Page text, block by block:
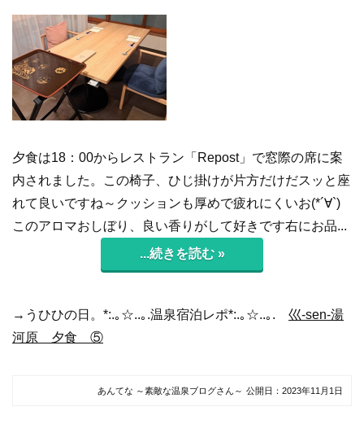
夕食は18：00からレストラン「Repost」で窓際の席に案
内されました。この椅子、ひじ掛けが片方だけだスッと座
れて良いですね～クッションも厚めで疲れにくいお(*´∀`)
このアロマおしぼり、良い香りがして好きです右にお品...
...続きを読む »
→うひひの日。*:.｡☆..｡.温泉宿泊レポ*:.｡☆..｡. 巛-sen-湯
河原 夕食 ⑤
あんてな ～素敵な温泉ブログさん～ 公開日： 2023年11月1日